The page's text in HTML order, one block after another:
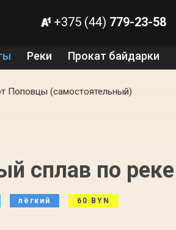
+375 (44) 779-23-58
Реки Прокат байдарки
Поповцы (самостоятельный)
сплав по
лёгкий 60 BYN